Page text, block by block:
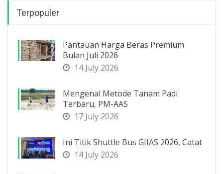
Terpopuler
Pantauan Harga Beras Premium
Bulan Juli 2026
14 July 2026
Mengenal Metode Tanam Padi
Terbaru, PM-AAS
17 July 2026
Ini Titik Shuttle Bus GIIAS 2026, Catat
14 July 2026